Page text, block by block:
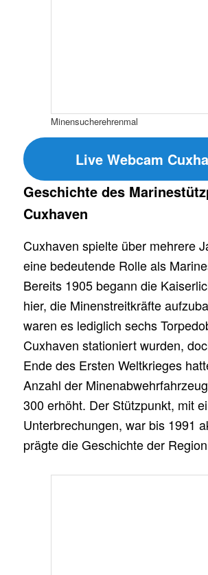
Minensucherehrenmal
Live Webcam
Geschichte des
Cuxhaven
Cuxhaven spielte über mehrere
eine bedeutende Rolle als
Bereits 1905 begann die
hier, die Minenstreitkräfte
waren es lediglich sechs
Cuxhaven stationiert wurden,
Ende des Ersten Weltkrieges
Anzahl der
300 erhöht. Der Stützpunkt, mit
Unterbrechungen, war bis 1991
prägte die Geschichte der